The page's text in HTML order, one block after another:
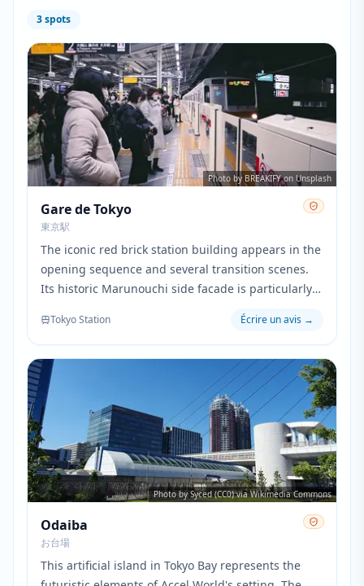
3spots
Photo by BREAKIFY on Unsplash
Gare de Tokyo
東京駅
The iconic red brick station building appears in the
opening sequence and several transition scenes.
Its historic Marunouchi side facade is particularly
work routine in central Tokyo.
Tokyo Station Écrire un avis →
Photo by Syced (CC0) via Wikimedia Commons
Odaiba
お台場
This artificial island in Tokyo Bay represents the